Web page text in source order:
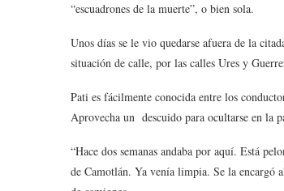
“escuadrones de la muerte”, o bien sola.
Unos días se le vio quedarse afuera de la
situación de calle, por las calles Ures y
Pati es fácilmente conocida entre los
Aprovecha un descuido para ocultarse en la
“Hace dos semanas andaba por aquí. Está
de Camotlán. Ya venía limpia. Se la encargó